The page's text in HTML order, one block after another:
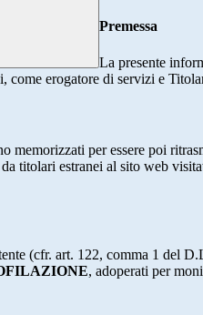
Premessa
La presente
come erogatore di servizi e
per essere poi
titolari estranei al sito web
(cfr. art. 122, comma 1 del
, adoperati per